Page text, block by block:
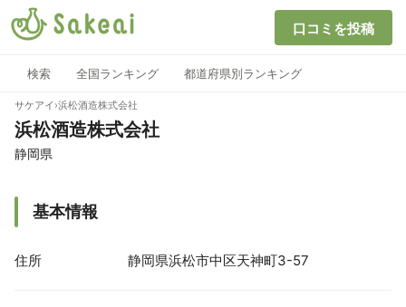
口コミを投稿
検索 全国ランキング 都道府県別ランキング
サケアイ ›浜松酒造株式会社
浜松酒造株式会社
静岡県
基本情報
住所 静岡県浜松市中区天神町3-57